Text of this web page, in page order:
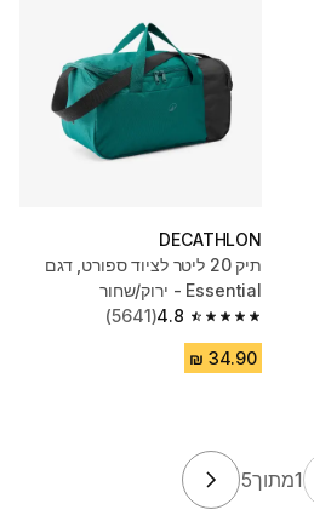
DECATHLON
תיק 20 ליטר לציוד ספורט, דגם
Essential - ירוק/שחור
4.8
4.8 out of 5 stars from 5641 reviews
(5641)
1מתוך5